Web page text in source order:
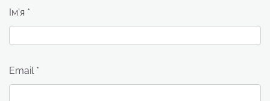
Ім'я *
Email *